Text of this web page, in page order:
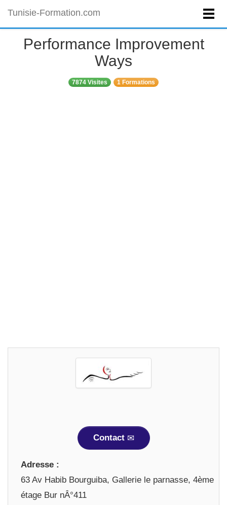
Tunisie-Formation.com
Performance Improvement
Ways
7874 Visites 1 Formations
Contact
Adresse :
63 Av Habib Bourguiba, Gallerie le parnasse, 4ème
étage Bur nÂ°411